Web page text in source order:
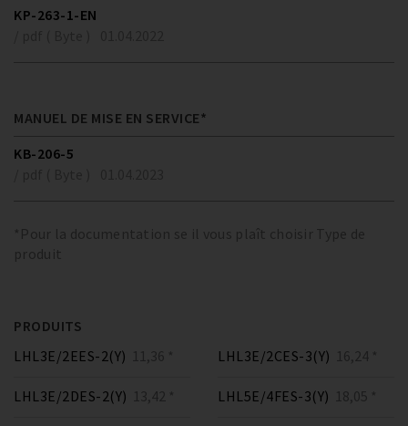
KP-263-1-EN
MANUEL DE MISE EN SERVICE*
KB-206-5
*Pour la documentation se il vous plaît choisir Type de
produit
PRODUITS
LHL3E/2EES-2(Y) 11,36 *
LHL3E/2DES-2(Y) 13,42 *
LHL3E/2CES-3(Y) 16,24 *
LHL5E/4FES-3(Y) 18,05 *